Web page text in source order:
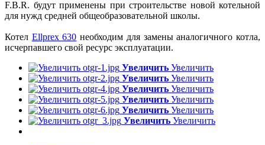
F.B.R. будут применены при строительстве новой котельной
для нужд средней общеобразовательной школы.
Котел Ellprex 630 необходим для замены аналогичного котла,
исчерпавшего свой ресурс эксплуатации.
Увеличить Увеличить
Увеличить Увеличить
Увеличить Увеличить
Увеличить Увеличить
Увеличить Увеличить
Увеличить Увеличить